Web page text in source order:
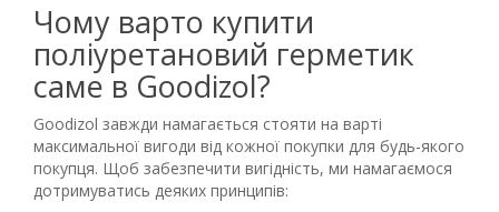
Чому варто купити
поліуретановий герметик
саме в Goodizol?
Goodizol завжди намагається стояти на варті
максимальної вигоди від кожної покупки для будь-якого
покупця. Щоб забезпечити вигідність, ми намагаємося
дотримуватись деяких принципів: